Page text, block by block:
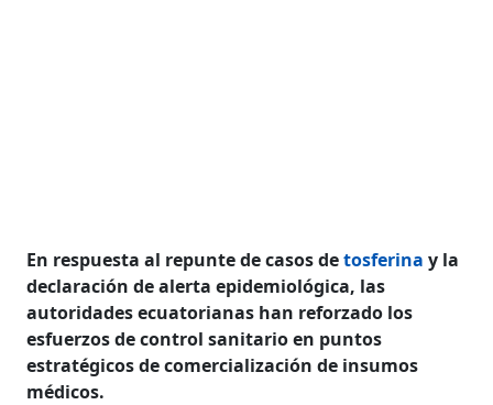
En respuesta al repunte de casos detosferina y la
declaración de alerta epidemiológica, las
autoridades ecuatorianas han reforzado los
esfuerzos de control sanitario en puntos
estratégicos de comercialización de insumos
médicos.